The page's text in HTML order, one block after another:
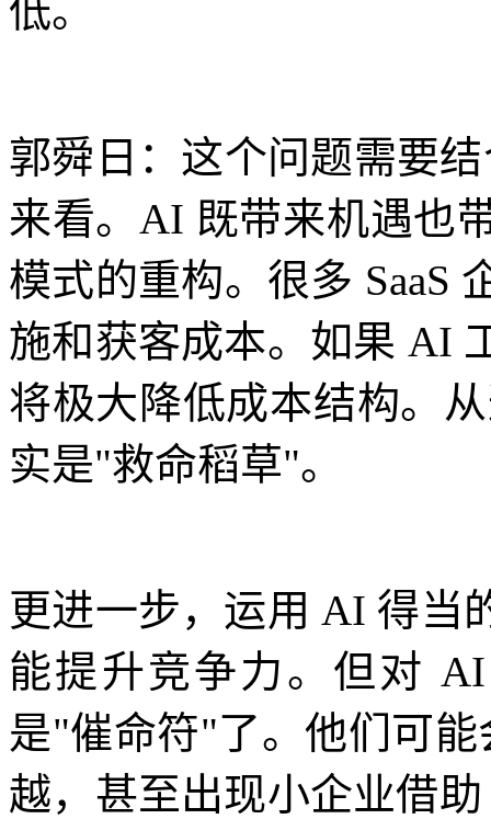
低。
郭舜日：这个问题需要
来看。AI 既带来机遇也
模式的重构。很多 SaaS
施和获客成本。如果 AI
将极大降低成本结构。
实是"救命稻草"。
更进一步，运用 AI 得当
能提升竞争力。但对
是"催命符"了。他们可
越，甚至出现小企业借